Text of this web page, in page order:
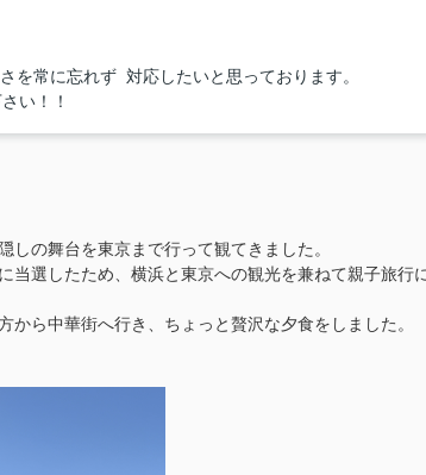
を常に忘れず 対応したいと思っております。
い！！
の舞台を東京まで行って観てきました。
当選したため、横浜と東京への観光を兼ねて親子旅行
ら中華街へ行き、ちょっと贅沢な夕食をしました。